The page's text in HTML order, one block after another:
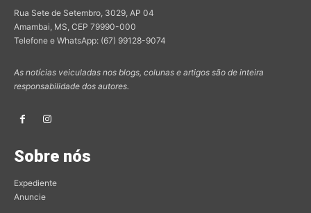
Rua Sete de Setembro, 3029, AP 04
Amambai, MS, CEP 79990-000
Telefone e WhatsApp: (67) 99128-9074
As notícias veiculadas nos blogs, colunas e artigos são de inteira
responsabilidade dos autores.
Sobre nós
Expediente
Anuncie